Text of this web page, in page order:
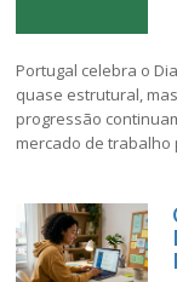
Portugal celebra o
quase estrutural,
progressão
mercado de trabalho